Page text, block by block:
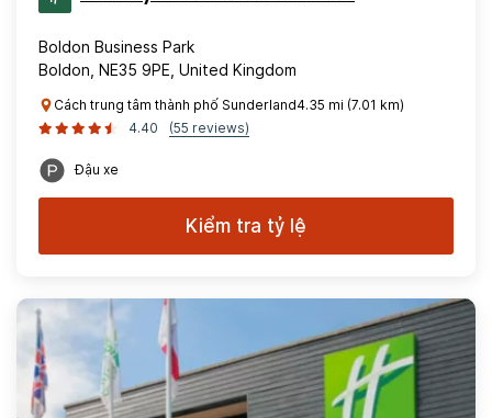
Boldon Business Park
Boldon, NE35 9PE, United Kingdom
Cách trung tâm thành phố Sunderland4.35 mi (7.01 km)
4.40
(55 reviews)
Đậu xe
Kiểm tra tỷ lệ